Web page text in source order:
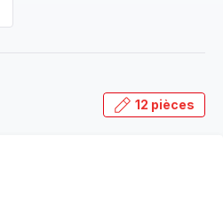
12 pièces